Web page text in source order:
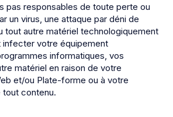
pas responsables de toute perte ou
un virus, une attaque par déni de
tout autre matériel technologiquement
infecter votre équipement
informatiques, vos
matériel en raison de votre
et/ou Plate-forme ou à votre
contenu.